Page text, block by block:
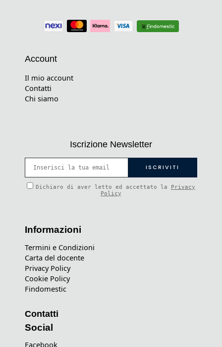
Account
Il mio account
Contatti
Chi siamo
Iscrizione Newsletter
Dichiaro di aver letto ed accettato la
Privacy
Policy
Informazioni
Termini e Condizioni
Carta del docente
Privacy Policy
Cookie Policy
Findomestic
Contatti
Social
Facebook